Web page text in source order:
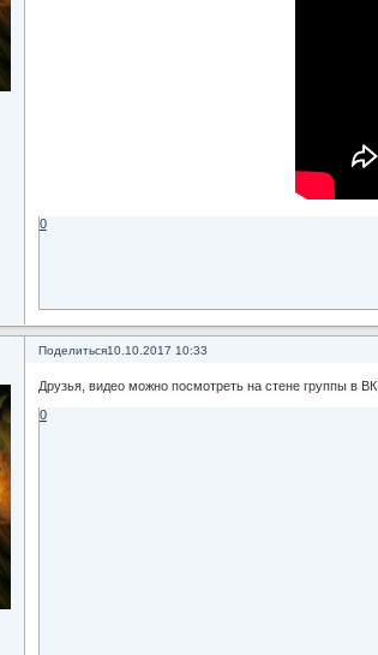
0
Поделиться10.10.2017 10:33
Друзья, видео можно посмотреть на стене группы в ВК
0